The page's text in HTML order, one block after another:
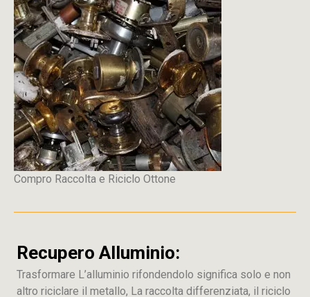
Compro Raccolta e Riciclo Ottone
Recupero Alluminio:
Trasformare L’alluminio rifondendolo significa solo e non
altro riciclare il metallo, La raccolta differenziata, il riciclo